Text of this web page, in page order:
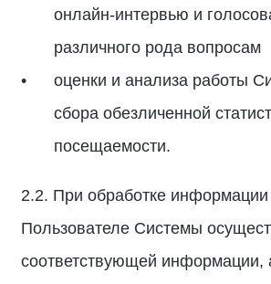
онлайн-интервью и
различного рода вопросам
оценки и анализа работы
сбора обезличенной
посещаемости.
2.2. При обработке
Пользователе Системы
соответствующей информации,